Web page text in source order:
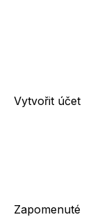
Vytvořit účet
Zapomenuté